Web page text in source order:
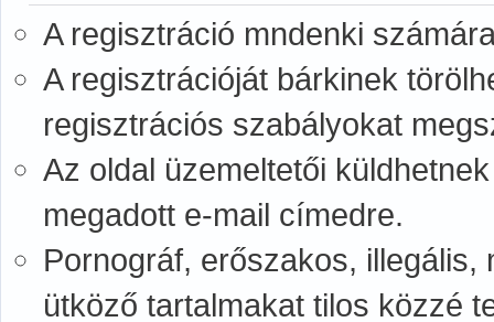
A regisztráció mndenki
A regisztrációját bárkinek
regisztrációs szabályokat
Az oldal üzemeltetői
megadott e-mail címedre.
Pornográf, erőszakos,
ütköző tartalmakat tilos közzé